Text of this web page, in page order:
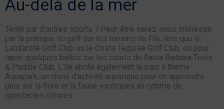
Au-delà de la mer
Tenté par d’autres sports ? Peut-être serez-vous intéressé
par la pratique du golf sur les terrains de l’île, tels que le
Lanzarote Golf Club ou le Costa Teguise Golf Club, ou pour
taper quelques balles sur les courts du Santa Barbara Tenis
& Paddle Club. L’île abrite également le parc à thème
Aquapark, un choix d’activité aquatique pour en apprendre
plus sur la flore et la faune exotiques au rythme de
spectacles colorés.